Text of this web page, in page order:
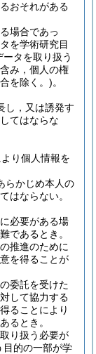
おそれがある
場合であっ
を学術研究目
タを取り扱う
み，個人の権
を除く。)。
し，又は誘発す
てはならな
り個人情報を
らかじめ本人の
はならない。
必要がある場
であるとき。
推進のために
を得ることが
委託を受けた
して協力する
ることにより
るとき。
り扱う必要が
目的の一部が学